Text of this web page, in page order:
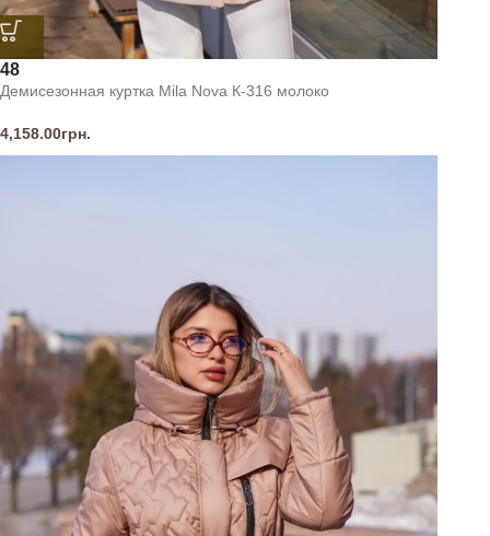
48
Демисезонная куртка Mila Nova К-316 молоко
4,158.00грн.